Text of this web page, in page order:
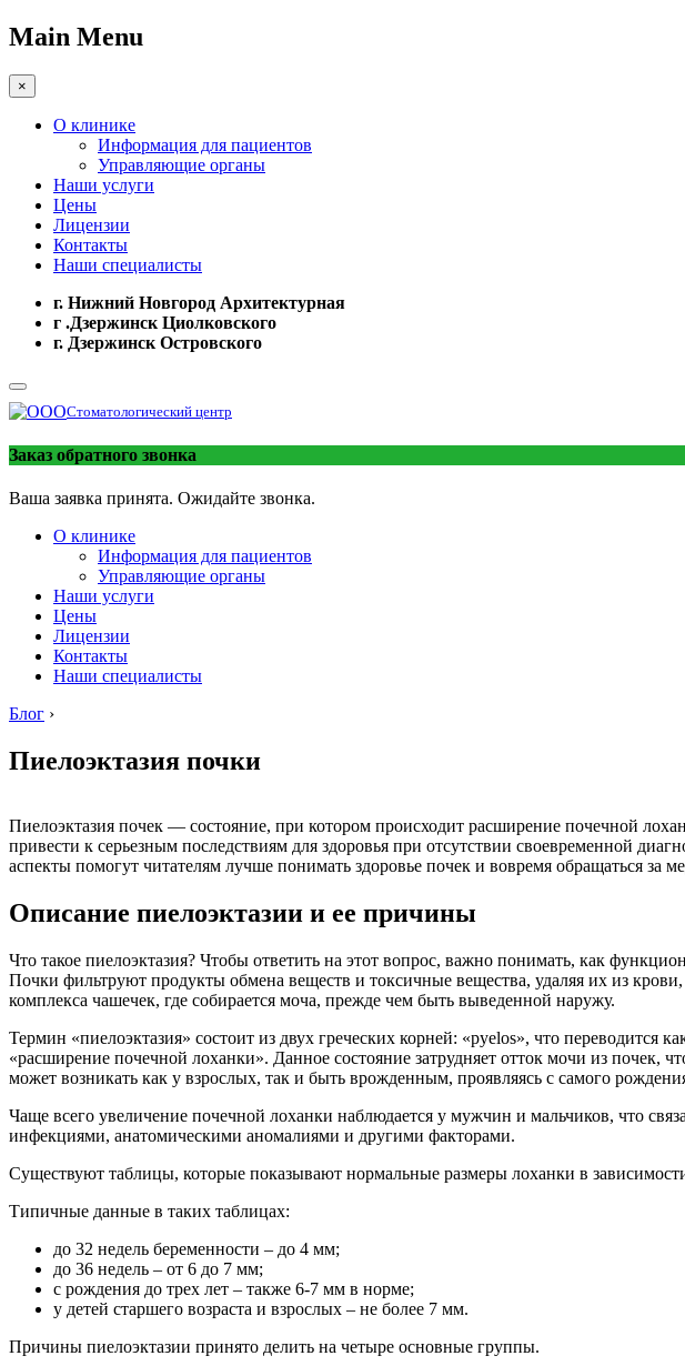
Main Menu
×
О клинике
Информация для пациентов
Управляющие органы
Наши услуги
Цены
Лицензии
Контакты
Наши специалисты
г. Нижний Новгород Архитектурная
г .Дзержинск Циолковского
г. Дзержинск Островского
Стоматологический центр
Заказ обратного звонка
Ваша заявка принята. Ожидайте звонка.
О клинике
Информация для пациентов
Управляющие органы
Наши услуги
Цены
Лицензии
Контакты
Наши специалисты
Блог ›
Пиелоэктазия почки
Пиелоэктазия почек — состояние, при котором происходит расширение почечной
привести к серьезным последствиям для здоровья при отсутствии своевременной
аспекты помогут читателям лучше понимать здоровье почек и вовремя обращаться за
Описание пиелоэктазии и ее причины
Что такое пиелоэктазия? Чтобы ответить на этот вопрос, важно понимать, как
Почки фильтруют продукты обмена веществ и токсичные вещества, удаляя их из
комплекса чашечек, где собирается моча, прежде чем быть выведенной наружу.
Термин «пиелоэктазия» состоит из двух греческих корней: «pyelos», что
«расширение почечной лоханки». Данное состояние затрудняет отток мочи из
может возникать как у взрослых, так и быть врожденным, проявляясь с самого
Чаще всего увеличение почечной лоханки наблюдается у мужчин и мальчиков, что
инфекциями, анатомическими аномалиями и другими факторами.
Существуют таблицы, которые показывают нормальные размеры лоханки в зависимости
Типичные данные в таких таблицах:
до 32 недель беременности – до 4 мм;
до 36 недель – от 6 до 7 мм;
с рождения до трех лет – также 6-7 мм в норме;
у детей старшего возраста и взрослых – не более 7 мм.
Причины пиелоэктазии принято делить на четыре основные группы.